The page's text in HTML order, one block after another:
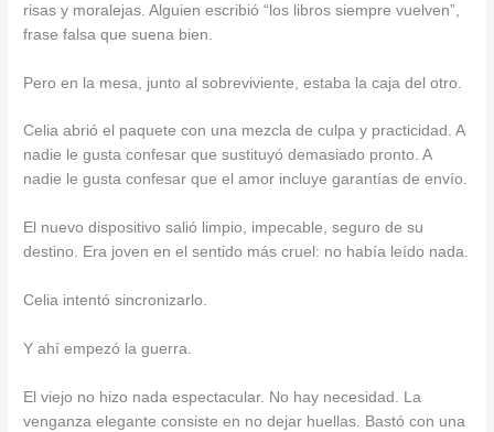
risas y moralejas. Alguien escribió “los libros siempre vuelven”,
frase falsa que suena bien.
Pero en la mesa, junto al sobreviviente, estaba la caja del otro.
Celia abrió el paquete con una mezcla de culpa y practicidad. A
nadie le gusta confesar que sustituyó demasiado pronto. A
nadie le gusta confesar que el amor incluye garantías de envío.
El nuevo dispositivo salió limpio, impecable, seguro de su
destino. Era joven en el sentido más cruel: no había leído nada.
Celia intentó sincronizarlo.
Y ahí empezó la guerra.
El viejo no hizo nada espectacular. No hay necesidad. La
venganza elegante consiste en no dejar huellas. Bastó con una